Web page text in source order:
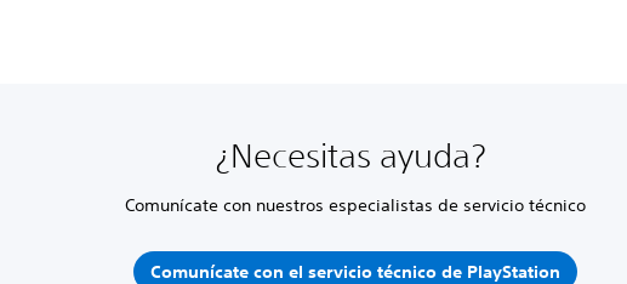
¿Necesitas ayuda?
Comunícate con nuestros especialistas de servicio técnico
Comunícate con el servicio técnico de PlayStation